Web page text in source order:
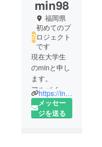
min98
福岡県
初めてのプ
ロジェクト
です
現在大学生
のminと申し
ます。
アルバイト
と大学に追
われながら
https://instagram.com/minoru___k98?igshid=1v9y2zo1uhn57
メッセー
ジを送る